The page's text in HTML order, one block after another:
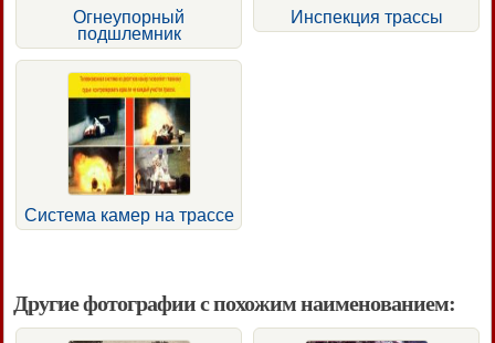
Огнеупорный
подшлемник
Инспекция трассы
Система камер на трассе
Другие фотографии с похожим наименованием: